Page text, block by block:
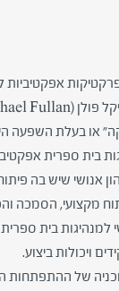
אפקטיביות
או בעלת השפעה
בית ספרית
אנושי שיש בה
מקצועי, הסמכה
למנהיגות בית
ויכולות ביצוע.
של ההתפתחות